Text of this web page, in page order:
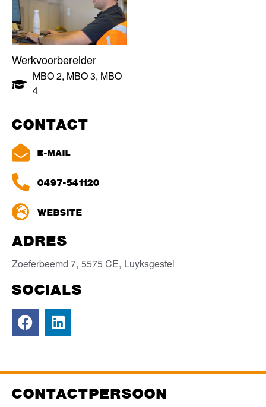
Werkvoorbereider
MBO 2, MBO 3, MBO
4
CONTACT
E-MAIL
0497-541120
WEBSITE
ADRES
Zoeferbeemd 7, 5575 CE, Luyksgestel
SOCIALS
CONTACTPERSOON